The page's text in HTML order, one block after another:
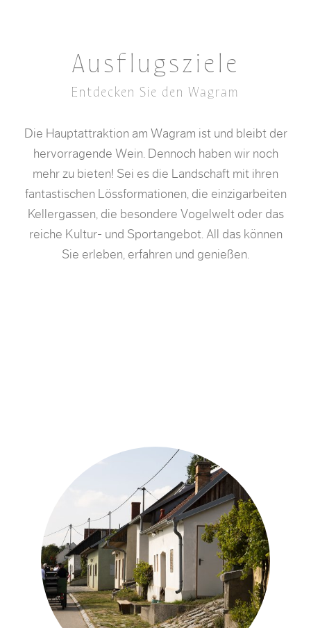
Ausflugsziele
Entdecken Sie den Wagram
Die Hauptattraktion am Wagram ist und bleibt der
hervorragende Wein. Dennoch haben wir noch
mehr zu bieten! Sei es die Landschaft mit ihren
fantastischen Lössformationen, die einzigarbeiten
Kellergassen, die besondere Vogelwelt oder das
reiche Kultur- und Sportangebot. All das können
Sie erleben, erfahren und genießen.